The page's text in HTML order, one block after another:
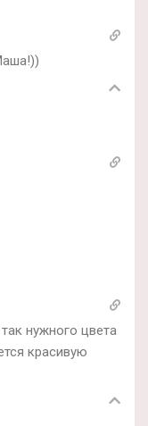
нужного цвета
красивую